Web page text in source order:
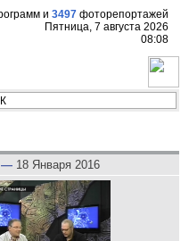
и 3497 фоторепортажей
Пятница, 7 августа 2026
08:08
третьей мировой войны"
— 18 Января 2016